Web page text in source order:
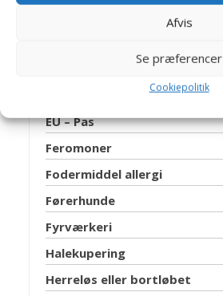
Afvis
Se præferencer
Cookiepolitik
Essentielle fedtsyrer
EU – Pas
Feromoner
Fodermiddel allergi
Førerhunde
Fyrværkeri
Halekupering
Herreløs eller bortløbet